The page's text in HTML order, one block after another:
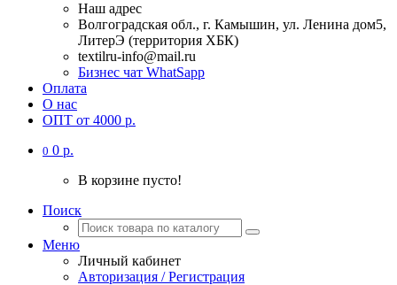
Наш адрес
Волгоградская обл., г. Камышин, ул. Ленина дом5,
ЛитерЭ (территория ХБК)
textilru-info@mail.ru
Бизнес чат WhatSapp
Оплата
О нас
ОПТ от 4000 р.
0 0 р.
В корзине пусто!
Поиск
Меню
Личный кабинет
Авторизация / Регистрация